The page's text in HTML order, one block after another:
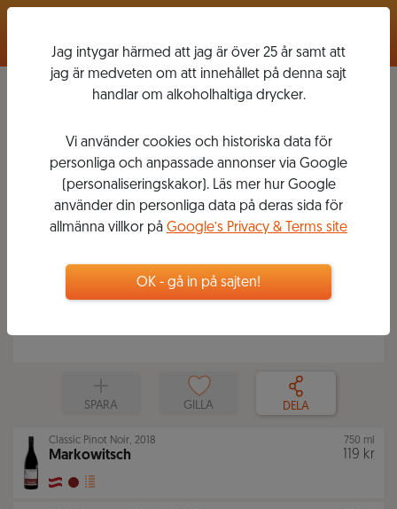
ÖSTERRIKE MED MARKOWITSCH
PÅ LÄNK
2020-06-22 4 5VINER
Daniella tillfället i akt att använda Johannas
expertis om Österrike som vinland och kör en
livesändning med henne på länk. Vi provar:
SPARA GILLA DELA
Classic Pinot Noir, 2018
Markowitsch
750 ml
119 kr
Jag intygar härmed att jag är över 25 år samt att
jag är medveten om att innehållet på denna sajt
handlar om alkoholhaltiga drycker.
Vi använder cookies och historiska data för
personliga och anpassade annonser via Google
(personaliseringskakor). Läs mer hur Google
använder din personliga data på deras sida för
allmänna villkor på Google’s Privacy & Terms site
OK - gå in på sajten!